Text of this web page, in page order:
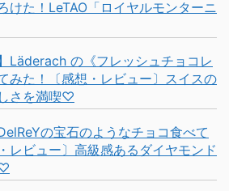
けた！LeTAO「ロイヤルモンターニ
Läderach の《フレッシュチョコレ
みた！〔感想・レビュー〕スイスの
さを満喫♡
の宝石のようなチョコ食べて
レビュー〕高級感あるダイヤモンド